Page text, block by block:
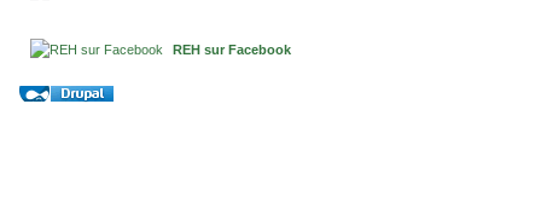
REH sur Facebook